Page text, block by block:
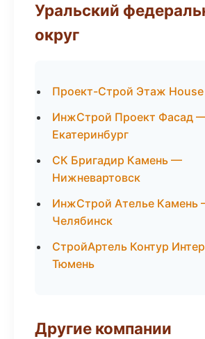
Уральский
округ
Проект-Строй Этаж
ИнжСтрой Проект Фасад
Екатеринбург
СК Бригадир Камень —
Нижневартовск
ИнжСтрой Ателье Камень
Челябинск
СтройАртель Контур
Тюмень
Другие компании